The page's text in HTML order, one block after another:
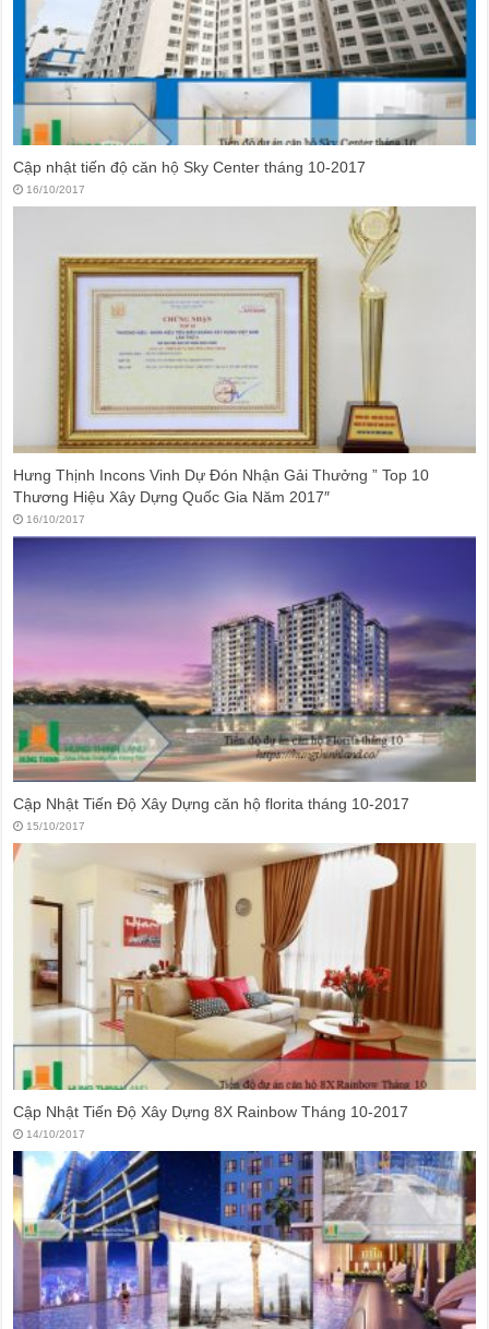
Cập nhật tiến độ căn hộ Sky Center tháng 10-2017
16/10/2017
Hưng Thịnh Incons Vinh Dự Đón Nhận Gải Thưởng ” Top 10
Thương Hiệu Xây Dựng Quốc Gia Năm 2017″
16/10/2017
Cập Nhật Tiến Độ Xây Dựng căn hộ florita tháng 10-2017
15/10/2017
Cập Nhật Tiến Độ Xây Dựng 8X Rainbow Tháng 10-2017
14/10/2017